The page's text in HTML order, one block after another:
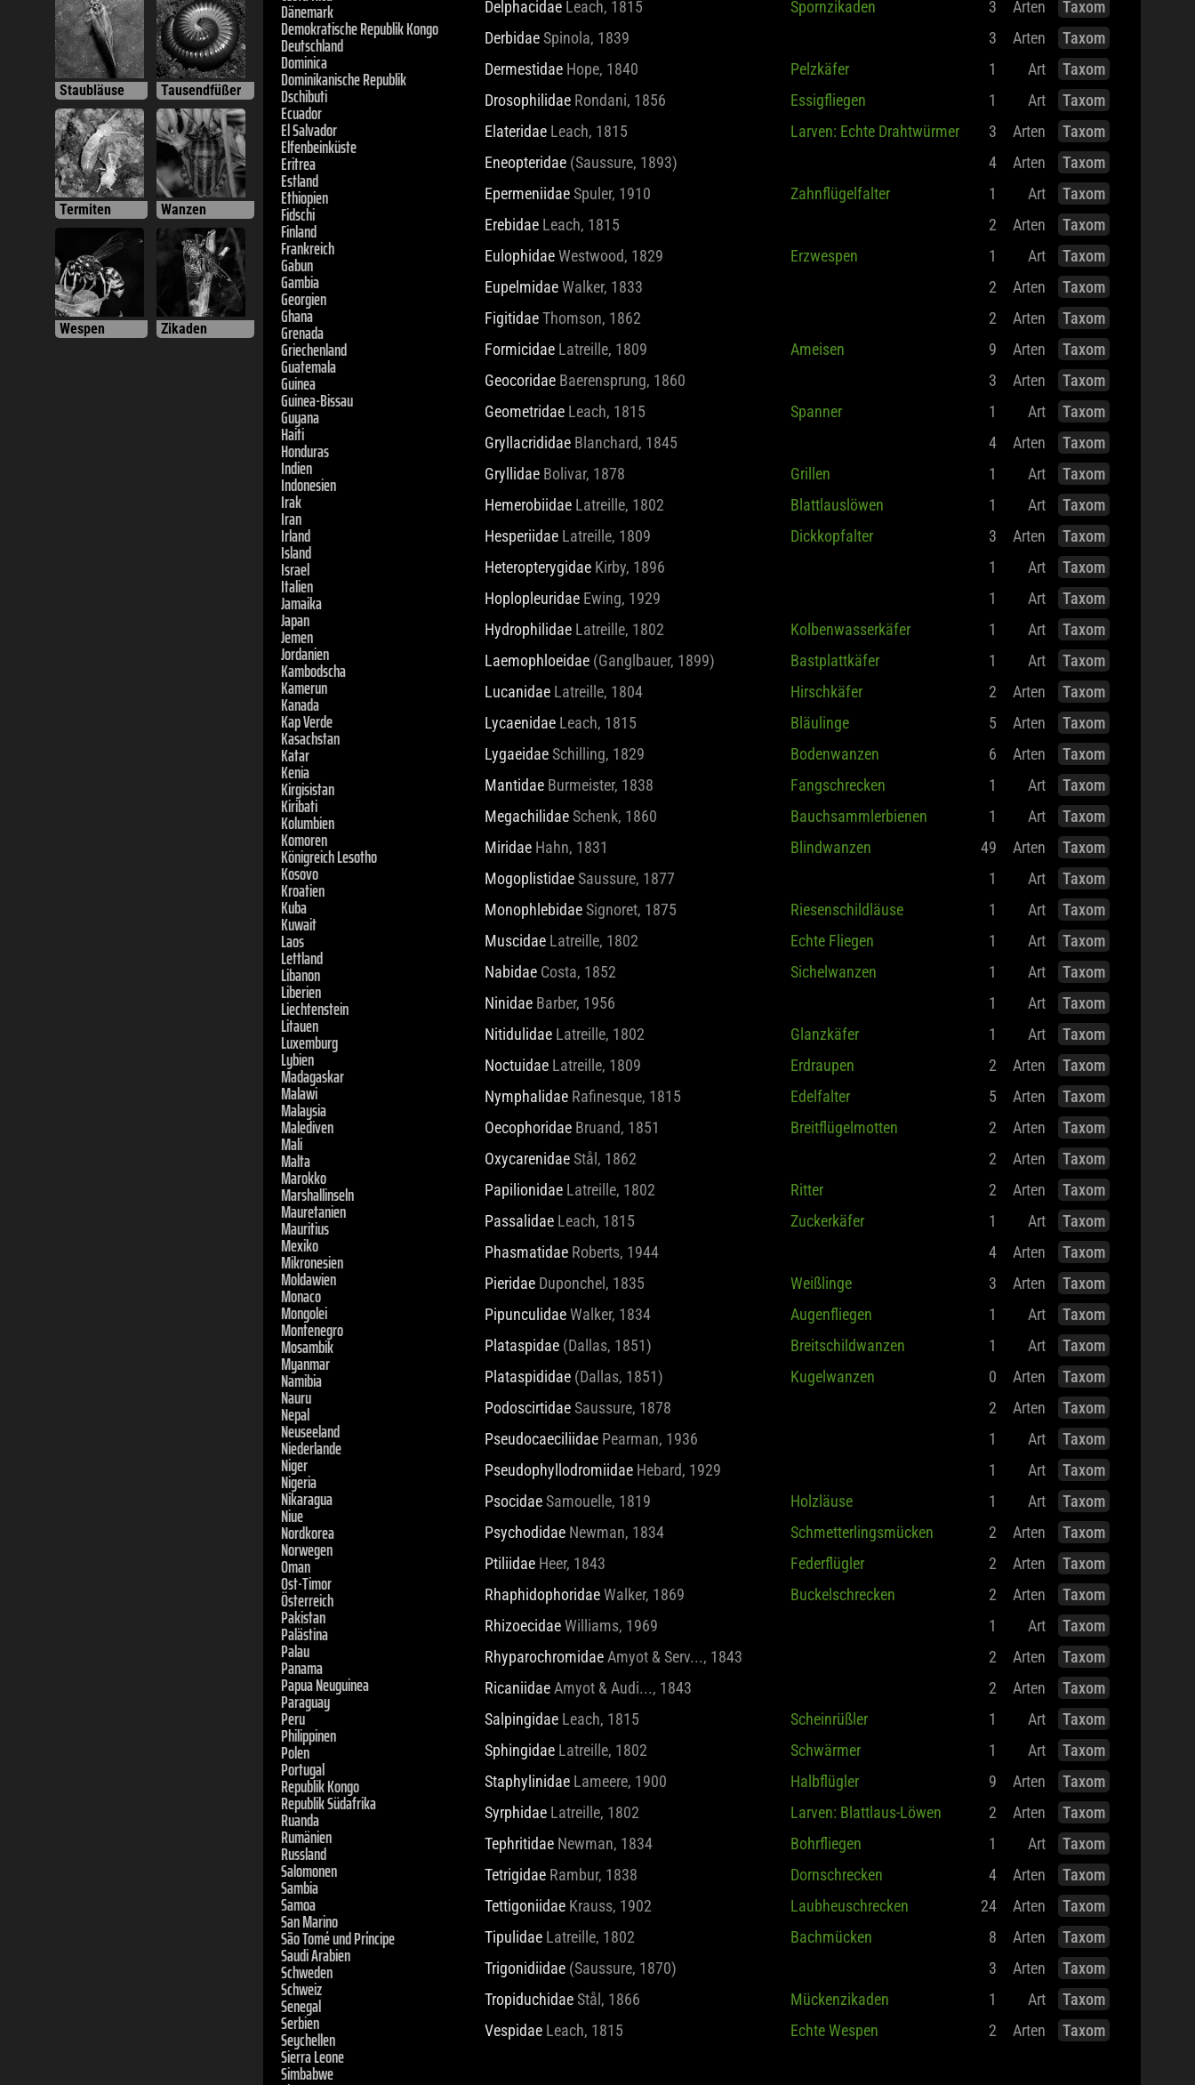
Staubläuse Tausendfüßer
Termiten Wanzen
Wespen Zikaden
Deutschland
Dominica
Dominikanische Republik
Dschibuti
Ecuador
El Salvador
Elfenbeinküste
Eritrea
Estland
Ethiopien
Fidschi
Finland
Frankreich
Gabun
Gambia
Georgien
Ghana
Grenada
Griechenland
Guatemala
Guinea
Guinea-Bissau
Guyana
Haiti
Honduras
Indien
Indonesien
Irak
Iran
Irland
Island
Israel
Italien
Jamaika
Japan
Jemen
Jordanien
Kambodscha
Kamerun
Kanada
Kap Verde
Kasachstan
Katar
Kenia
Kirgisistan
Kiribati
Kolumbien
Komoren
Königreich Lesotho
Kosovo
Kroatien
Kuba
Kuwait
Laos
Lettland
Libanon
Liberien
Liechtenstein
Litauen
Luxemburg
Lybien
Madagaskar
Malawi
Malaysia
Malediven
Mali
Malta
Marokko
Marshallinseln
Mauretanien
Mauritius
Mexiko
Mikronesien
Moldawien
Monaco
Mongolei
Montenegro
Mosambik
Myanmar
Namibia
Nauru
Nepal
Neuseeland
Niederlande
Niger
Nigeria
Nikaragua
Niue
Nordkorea
Norwegen
Oman
Ost-Timor
Österreich
Pakistan
Palästina
Palau
Panama
Papua Neuguinea
Paraguay
Peru
Philippinen
Polen
Portugal
Republik Kongo
Republik Südafrika
Ruanda
Rumänien
Russland
Salomonen
Sambia
Samoa
San Marino
São Tomé und Príncipe
Saudi Arabien
Schweden
Schweiz
Senegal
Serbien
Seychellen
Sierra Leone
Simbabwe
Singapur
Slowakei
Delphacidae Leach, 1815 Spornzikaden 3 Arten
Taxom
DerbidaeSpinola, 1839 3 Arten
Taxom
Dermestidae Hope, 1840 Pelzkäfer 1 Art
Taxom
Drosophilidae Rondani, 1856 Essigfliegen 1 Art
Taxom
Elateridae Leach, 1815 Larven: Echte Drahtwürmer 3 Arten
Taxom
Eneopteridae (Saussure, 1893) 4 Arten
Taxom
EpermeniidaeSpuler, 1910 Zahnflügelfalter 1 Art
Taxom
Erebidae Leach, 1815 2 Arten
Taxom
EulophidaeWestwood, 1829 Erzwespen 1 Art
Taxom
EupelmidaeWalker, 1833 2 Arten
Taxom
FigitidaeThomson, 1862 2 Arten
Taxom
Formicidae Latreille, 1809 Ameisen 9 Arten
Taxom
Geocoridae Baerensprung, 1860 3 Arten
Taxom
Geometridae Leach, 1815 Spanner 1 Art
Taxom
Gryllacrididae Blanchard, 1845 4 Arten
Taxom
Gryllidae Bolivar, 1878 Grillen 1 Art
Taxom
Hemerobiidae Latreille, 1802 Blattlauslöwen 1 Art
Taxom
Hesperiidae Latreille, 1809 Dickkopfalter 3 Arten
Taxom
Heteropterygidae Kirby, 1896 1 Art
Taxom
Hoplopleuridae Ewing, 1929 1 Art
Taxom
Hydrophilidae Latreille, 1802 Kolbenwasserkäfer 1 Art
Taxom
Laemophloeidae (Ganglbauer, 1899) Bastplattkäfer 1 Art
Taxom
Lucanidae Latreille, 1804 Hirschkäfer 2 Arten
Taxom
Lycaenidae Leach, 1815 Bläulinge 5 Arten
Taxom
LygaeidaeSchilling, 1829 Bodenwanzen 6 Arten
Taxom
Mantidae Burmeister, 1838 Fangschrecken 1 Art
Taxom
MegachilidaeSchenk, 1860 Bauchsammlerbienen 1 Art
Taxom
Miridae Hahn, 1831 Blindwanzen 49 Arten
Taxom
MogoplistidaeSaussure, 1877 1 Art
Taxom
MonophlebidaeSignoret, 1875 Riesenschildläuse 1 Art
Taxom
Muscidae Latreille, 1802 Echte Fliegen 1 Art
Taxom
Nabidae Costa, 1852 Sichelwanzen 1 Art
Taxom
Ninidae Barber, 1956 1 Art
Taxom
Nitidulidae Latreille, 1802 Glanzkäfer 1 Art
Taxom
Noctuidae Latreille, 1809 Erdraupen 2 Arten
Taxom
Nymphalidae Rafinesque, 1815 Edelfalter 5 Arten
Taxom
Oecophoridae Bruand, 1851 Breitflügelmotten 2 Arten
Taxom
OxycarenidaeStål, 1862 2 Arten
Taxom
Papilionidae Latreille, 1802 Ritter 2 Arten
Taxom
Passalidae Leach, 1815 Zuckerkäfer 1 Art
Taxom
Phasmatidae Roberts, 1944 4 Arten
Taxom
Pieridae Duponchel, 1835 Weißlinge 3 Arten
Taxom
PipunculidaeWalker, 1834 Augenfliegen 1 Art
Taxom
Plataspidae (Dallas, 1851) Breitschildwanzen 1 Art
Taxom
Plataspididae (Dallas, 1851) Kugelwanzen 0 Arten
Taxom
PodoscirtidaeSaussure, 1878 2 Arten
Taxom
Pseudocaeciliidae Pearman, 1936 1 Art
Taxom
Pseudophyllodromiidae Hebard, 1929 1 Art
Taxom
PsocidaeSamouelle, 1819 Holzläuse 1 Art
Taxom
Psychodidae Newman, 1834 Schmetterlingsmücken 2 Arten
Taxom
Ptiliidae Heer, 1843 Federflügler 2 Arten
Taxom
RhaphidophoridaeWalker, 1869 Buckelschrecken 2 Arten
Taxom
RhizoecidaeWilliams, 1969 1 Art
Taxom
Rhyparochromidae Amyot & Serv..., 1843 2 Arten
Taxom
Ricaniidae Amyot & Audi..., 1843 2 Arten
Taxom
Salpingidae Leach, 1815 Scheinrüßler 1 Art
Taxom
Sphingidae Latreille, 1802 Schwärmer 1 Art
Taxom
Staphylinidae Lameere, 1900 Halbflügler 9 Arten
Taxom
Syrphidae Latreille, 1802 Larven: Blattlaus-Löwen 2 Arten
Taxom
Tephritidae Newman, 1834 Bohrfliegen 1 Art
Taxom
Tetrigidae Rambur, 1838 Dornschrecken 4 Arten
Taxom
Tettigoniidae Krauss, 1902 Laubheuschrecken 24 Arten
Taxom
Tipulidae Latreille, 1802 Bachmücken 8 Arten
Taxom
Trigonidiidae (Saussure, 1870) 3 Arten
Taxom
TropiduchidaeStål, 1866 Mückenzikaden 1 Art
Taxom
Vespidae Leach, 1815 Echte Wespen 2 Arten Taxom